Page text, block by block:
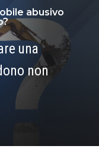
abusivo
una
non